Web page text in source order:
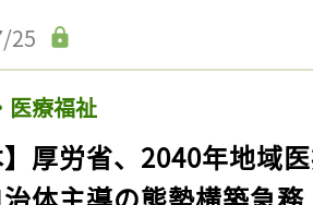
25
医療福祉
】厚労省、2040年地域